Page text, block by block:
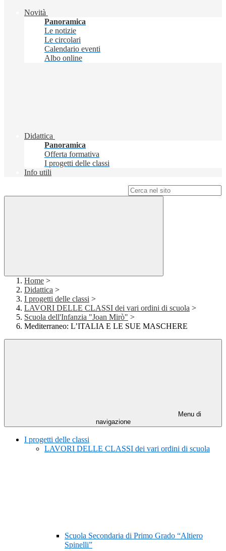
Novità
Panoramica
Le notizie
Le circolari
Calendario eventi
Albo online
Didattica
Panoramica
Offerta formativa
I progetti delle classi
Info utili
Home >
Didattica >
I progetti delle classi >
LAVORI DELLE CLASSI dei vari ordini di scuola >
Scuola dell'Infanzia "Joan Mirò" >
Mediterraneo: L’ITALIA E LE SUE MASCHERE
Menu di
navigazione
I progetti delle classi
LAVORI DELLE CLASSI dei vari ordini di scuola
Scuola Secondaria di Primo Grado “Altiero
Spinelli”